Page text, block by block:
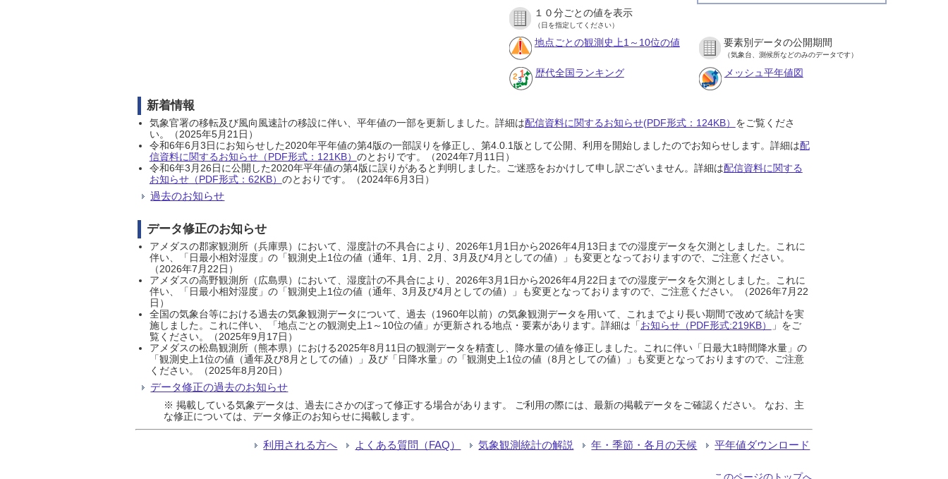
１０分ごとの値を表示
（日を指定してください）
地点ごとの観測史上1～10位の値 要素別データの公開期間
（気象台、測候所などのみのデータです）
歴代全国ランキング メッシュ平年値図
新着情報
気象官署の移転及び風向風速計の移設に伴い、平年値の一部を更新しました。詳細は配信資料に関するお知らせ(PDF形式：124KB） をご覧くださ
い。（2025年5月21日）
令和6年6月3日にお知らせした2020年平年値の第4版の一部誤りを修正し、第4.0.1版として公開、利用を開始しましたのでお知らせします。詳細は配
信資料に関するお知らせ（PDF形式：121KB） のとおりです。（2024年7月11日）
令和6年3月26日に公開した2020年平年値の第4版に誤りがあると判明しました。ご迷惑をおかけして申し訳ございません。詳細は配信資料に関する
お知らせ（PDF形式：62KB） のとおりです。（2024年6月3日）
過去のお知らせ
データ修正のお知らせ
アメダスの郡家観測所（兵庫県）において、湿度計の不具合により、2026年1月1日から2026年4月13日までの湿度データを欠測としました。これに
伴い、「日最小相対湿度」の「観測史上1位の値（通年、1月、2月、3月及び4月としての値）」も変更となっておりますので、ご注意ください。
（2026年7月22日）
アメダスの高野観測所（広島県）において、湿度計の不具合により、2026年3月1日から2026年4月22日までの湿度データを欠測としました。これに
伴い、「日最小相対湿度」の「観測史上1位の値（通年、3月及び4月としての値）」も変更となっておりますので、ご注意ください。（2026年7月22
日）
全国の気象台等における過去の気象観測データについて、過去（1960年以前）の気象観測データを用いて、これまでより長い期間で改めて統計を実
施しました。これに伴い、「地点ごとの観測史上1～10位の値」が更新される地点・要素があります。詳細は「お知らせ（PDF形式:219KB）
」をご
覧ください。（2025年9月17日）
アメダスの松島観測所（熊本県）における2025年8月11日の観測データを精査し、降水量の値を修正しました。これに伴い「日最大1時間降水量」の
「観測史上1位の値（通年及び8月としての値）」及び「日降水量」の「観測史上1位の値（8月としての値）」も変更となっておりますので、ご注意
ください。（2025年8月20日）
データ修正の過去のお知らせ
※ 掲載している気象データは、過去にさかのぼって修正する場合があります。 ご利用の際には、最新の掲載データをご確認ください。 なお、主
な修正については、データ修正のお知らせに掲載します。
利用される方へ よくある質問（FAQ） 気象観測統計の解説 年・季節・各月の天候 平年値ダウンロード